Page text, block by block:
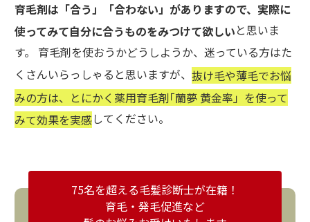
育毛剤は「合う」「合わない」がありますので、実際に
使ってみて自分に合うものをみつけて欲しいと思いま
す。 育毛剤を使おうかどうしようか、迷っている方はた
くさんいらっしゃると思いますが、 抜け毛や薄毛でお悩
みの方は、とにかく薬用育毛剤｢蘭夢 黄金率」を使って
みて効果を実感してください。
75名を超える毛髪診断士が在籍！
育毛・発毛促進など